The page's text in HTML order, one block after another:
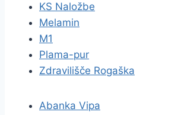
KS Naložbe
Melamin
M1
Plama-pur
Zdravilišče Rogaška
Abanka Vipa